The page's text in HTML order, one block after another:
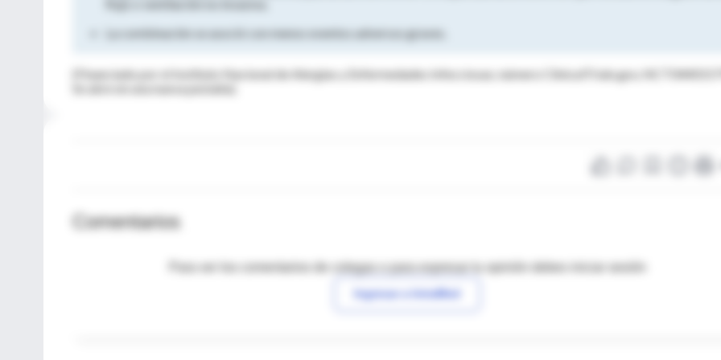
La combinación se asoció con menos eventos adversos graves.
(Financiado por el Instituto Nacional de Alergias y Enfermedades Infecciosas; número ClinicalTrials.gov,
Comentarios
Para ver los comentarios de colegas o para expresar tu opinión debes iniciar sesión
Ingresar a IntraMed